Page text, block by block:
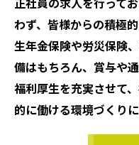
わず、皆様からの積極
生年金保険や労災保険
備はもちろん、賞与や
福利厚生を充実させて
的に働ける環境づくり